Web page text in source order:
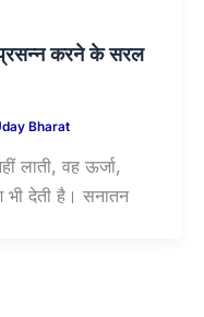
करने के सरल
Bharat
लाती, वह ऊर्जा,
देती है। सनातन